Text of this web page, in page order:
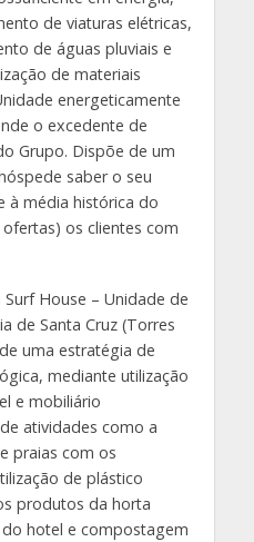
de viaturas elétricas,
de águas pluviais e
de materiais
energeticamente
o excedente de
Grupo. Dispõe de um
saber o seu
à média histórica do
os clientes com
Surf House – Unidade de
de Santa Cruz (Torres
uma estratégia de
mediante utilização
e mobiliário
atividades como a
praias com os
de plástico
produtos da horta
hotel e compostagem